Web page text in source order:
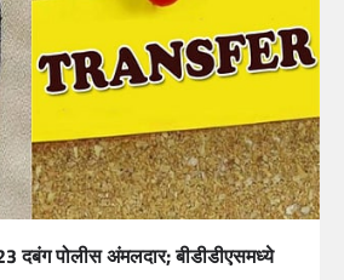
दबंग पोलीस अंमलदार; बीडीडीएसमध्ये